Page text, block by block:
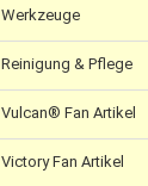
Werkzeuge
Reinigung & Pflege
Vulcan® Fan Artikel
Victory Fan Artikel